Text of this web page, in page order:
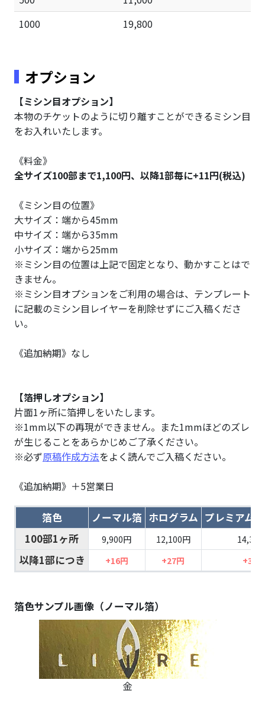
1000
19,800
オプション
【ミシン目オプション】
本物のチケットのように切り離すことができるミシン目
をお入れいたします。
《料金》
全サイズ100部まで1,100円、以降1部毎に+11円(税込)
《ミシン目の位置》
大サイズ：端から45mm
中サイズ：端から35mm
小サイズ：端から25mm
※ミシン目の位置は上記で固定となり、動かすことはで
きません。
※ミシン目オプションをご利用の場合は、テンプレート
に記載のミシン目レイヤーを削除せずにご入稿くださ
い。
《追加納期》なし
【箔押しオプション】
片面1ヶ所に箔押しをいたします。
※1mm以下の再現ができません。また1mmほどのズレ
が生じることをあらかじめご了承ください。
※必ず原稿作成方法をよく読んでご入稿ください。
《追加納期》＋5営業日
箔色 ノーマル箔 ホログラム プレミアム
100部1ヶ所
9,900円 12,100円
以降1部につき +16円 +27円 +38
箔色サンプル画像（ノーマル箔）
金